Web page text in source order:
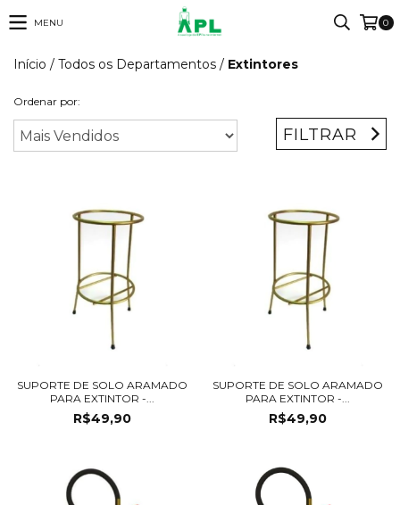
MENU 0
Início / Todos os Departamentos / Extintores
Ordenar por:
FILTRAR
SUPORTE DE SOLO ARAMADO
PARA EXTINTOR -...
R$49,90
SUPORTE DE SOLO ARAMADO
PARA EXTINTOR -...
R$49,90